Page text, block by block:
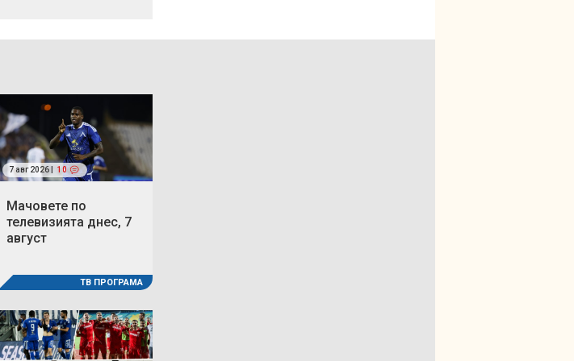
7 авг 2026 | 10
Мачовете по
телевизията днес, 7
август
ТВ ПРОГРАМА